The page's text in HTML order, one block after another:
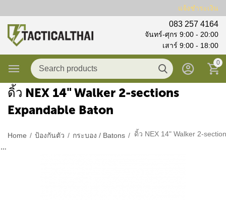
แจ้งชำระเงิน
083 257 4164
จันทร์-ศุกร 9:00 - 20:00
เสาร์ 9:00 - 18:00
0
ดิ้ว NEX 14" Walker 2-sections
Expandable Baton
Home / ป้องกันตัว / กระบอง / Batons /